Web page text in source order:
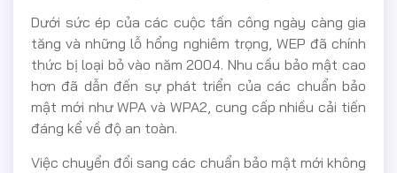
Dưới sức ép của các cuộc tấn công ngày càng gia
tăng và những lỗ hổng nghiêm trọng, WEP đã chính
thức bị loại bỏ vào năm 2004. Nhu cầu bảo mật cao
hơn đã dẫn đến sự phát triển của các chuẩn bảo
mật mới như WPA và WPA2, cung cấp nhiều cải tiến
đáng kể về độ an toàn.
Việc chuyển đổi sang các chuẩn bảo mật mới không